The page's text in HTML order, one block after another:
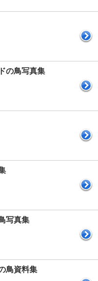
の鳥写真集
写真集
鳥資料集